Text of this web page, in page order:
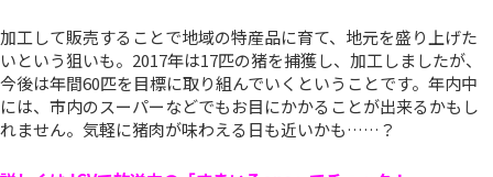
加工して販売することで地域の特産品に育て、地元を盛り上げた
いという狙いも。2017年は17匹の猪を捕獲し、加工しましたが、
今後は年間60匹を目標に取り組んでいくということです。年内中
には、市内のスーパーなどでもお目にかかることが出来るかもし
れません。気軽に猪肉が味わえる日も近いかも……？